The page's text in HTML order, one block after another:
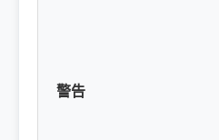
警告